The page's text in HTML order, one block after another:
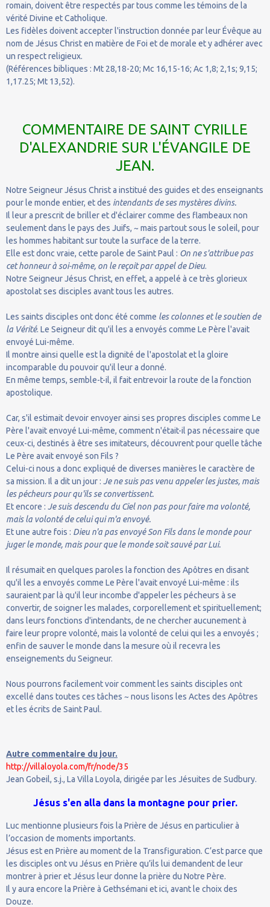
romain, doivent être respectés par tous comme les témoins de la
vérité Divine et Catholique.
Les fidèles doivent accepter l'instruction donnée par leur Évêque au
nom de Jésus Christ en matière de Foi et de morale et y adhérer avec
un respect religieux.
(Références bibliques : Mt 28,18-20; Mc 16,15-16; Ac 1,8; 2,1s; 9,15;
1,17.25; Mt 13,52).
COMMENTAIRE DE SAINT CYRILLE
D'ALEXANDRIE SUR L'ÉVANGILE DE
JEAN.
Notre Seigneur Jésus Christ a institué des guides et des enseignants
pour le monde entier, et des intendants de ses mystères divins.
Il leur a prescrit de briller et d'éclairer comme des flambeaux non
seulement dans le pays des Juifs, ~ mais partout sous le soleil, pour
les hommes habitant sur toute la surface de la terre.
Elle est donc vraie, cette parole de Saint Paul : On ne s'attribue pas
cet honneur à soi-même, on le reçoit par appel de Dieu.
Notre Seigneur Jésus Christ, en effet, a appelé à ce très glorieux
apostolat ses disciples avant tous les autres.
Les saints disciples ont donc été comme les colonnes et le soutien de
la Vérité. Le Seigneur dit qu'il les a envoyés comme Le Père l'avait
envoyé Lui-même.
Il montre ainsi quelle est la dignité de l'apostolat et la gloire
incomparable du pouvoir qu'il leur a donné.
En même temps, semble-t-il, il fait entrevoir la route de la fonction
apostolique.
Car, s'il estimait devoir envoyer ainsi ses propres disciples comme Le
Père l'avait envoyé Lui-même, comment n'était-il pas nécessaire que
ceux-ci, destinés à être ses imitateurs, découvrent pour quelle tâche
Le Père avait envoyé son Fils ?
Celui-ci nous a donc expliqué de diverses manières le caractère de
sa mission. Il a dit un jour : Je ne suis pas venu appeler les justes, mais
les pécheurs pour qu'ils se convertissent.
Et encore : Je suis descendu du Ciel non pas pour faire ma volonté,
mais la volonté de celui qui m'a envoyé.
Et une autre fois : Dieu n'a pas envoyé Son Fils dans le monde pour
juger le monde, mais pour que le monde soit sauvé par Lui.
Il résumait en quelques paroles la fonction des Apôtres en disant
qu'il les a envoyés comme Le Père l'avait envoyé Lui-même : ils
sauraient par là qu'il leur incombe d'appeler les pécheurs à se
convertir, de soigner les malades, corporellement et spirituellement;
dans leurs fonctions d'intendants, de ne chercher aucunement à
faire leur propre volonté, mais la volonté de celui qui les a envoyés ;
enfin de sauver le monde dans la mesure où il recevra les
enseignements du Seigneur.
Nous pourrons facilement voir comment les saints disciples ont
excellé dans toutes ces tâches ~ nous lisons les Actes des Apôtres
et les écrits de Saint Paul.
Autre commentaire du jour.
http://villaloyola.com/fr/node/35
Jean Gobeil, s.j., La Villa Loyola, dirigée par les Jésuites de Sudbury.
Jésus s'en alla dans la montagne pour prier.
Luc mentionne plusieurs fois la Prière de Jésus en particulier à
l’occasion de moments importants.
Jésus est en Prière au moment de la Transfiguration. C’est parce que
les disciples ont vu Jésus en Prière qu’ils lui demandent de leur
montrer à prier et Jésus leur donne la prière du Notre Père.
Il y aura encore la Prière à Gethsémani et ici, avant le choix des
Douze.